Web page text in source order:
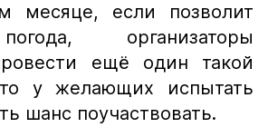
месяце, если позволит
организаторы
ещё один такой
у желающих испытать
шанс поучаствовать.